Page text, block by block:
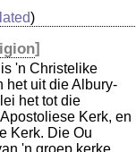
)
]
'n Christelike
het uit die Albury-
het tot die
Kerk, en
Kerk. Die Ou